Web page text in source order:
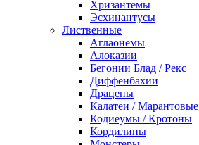
Хризантемы
Эсхинантусы
Лиственные
Аглаонемы
Алоказии
Бегонии Блад / Рекс
Диффенбахии
Драцены
Калатеи / Марантовые
Кодиеумы / Кротоны
Кордилины